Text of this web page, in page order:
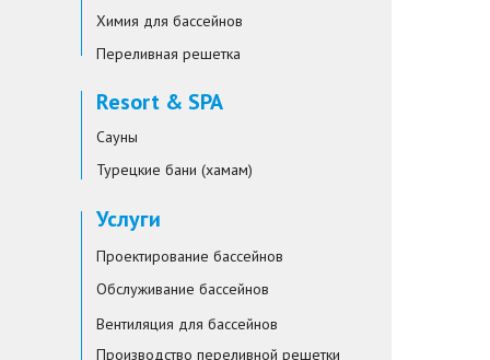
Химия для бассейнов
Переливная решетка
Resort & SPA
Сауны
Турецкие бани (хамам)
Услуги
Проектирование бассейнов
Обслуживание бассейнов
Вентиляция для бассейнов
Производство переливной решетки